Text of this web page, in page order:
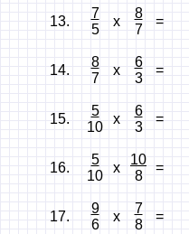
13.
7
5
x
8
7
=
14.
8
7
x
6
3
=
15.
5
10
x
6
3
=
16.
5
10
x
10
8
=
17.
9
6
x
7
8
=